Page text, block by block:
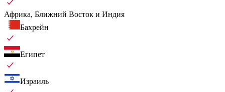
Африка, Ближний Восток и Индия
Бахрейн
Египет
Израиль